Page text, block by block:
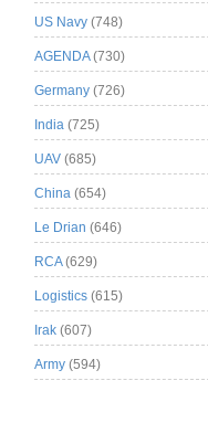
US Navy (748)
AGENDA(730)
Germany (726)
India (725)
UAV (685)
China (654)
Le Drian (646)
RCA(629)
Logistics (615)
Irak (607)
Army (594)